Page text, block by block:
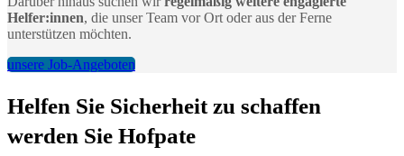
Helfer:innen, die unser Team vor Ort oder aus der Ferne
unterstützen möchten.
unsere Job-Angeboten
Helfen Sie Sicherheit zu schaffen
werden Sie Hofpate